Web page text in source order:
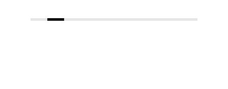
1 2 3 4 5 6 7 8 9 10